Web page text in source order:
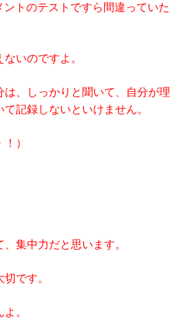
トのテストですら間違っていた
いのですよ。
は、しっかりと聞いて、自分が理
記録しないといけません。
）
集中力だと思います。
です。
。